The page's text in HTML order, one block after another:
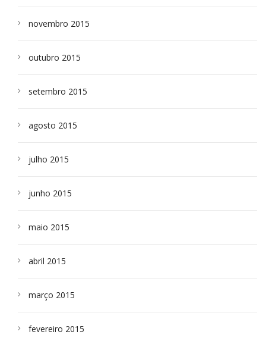
novembro 2015
outubro 2015
setembro 2015
agosto 2015
julho 2015
junho 2015
maio 2015
abril 2015
março 2015
fevereiro 2015